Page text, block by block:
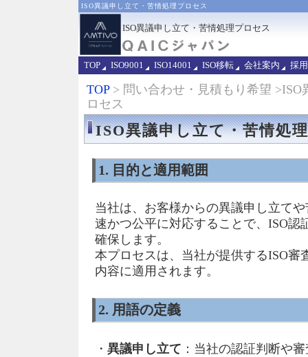
ISO異議申し立て・苦情処理プロセス
ISO異議申し立て・苦情処理プロセス
TOP ISO9001 ISO14001 ISO移転 会社案内 採
TOP> 問い合わせ・見積もり希望 >ISO
ロセス
ISO異議申し立て・苦情処
1. 目的と適用範囲
当社は、お客様からの異議申し立て
速かつ公平に対応することで、ISO認
確保します。
本プロセスは、当社が提供するISO審
内容に適用されます。
2. 用語の定義
・ 異議申し立て ：当社の認証判断や